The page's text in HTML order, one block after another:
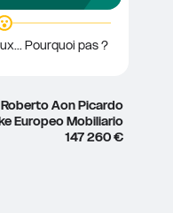
Jugé sur ce qu'il a fait de mieux... Pourquoi pas ?
Roberto Aon Picardo
Europeo Mobiliario
147 260 €